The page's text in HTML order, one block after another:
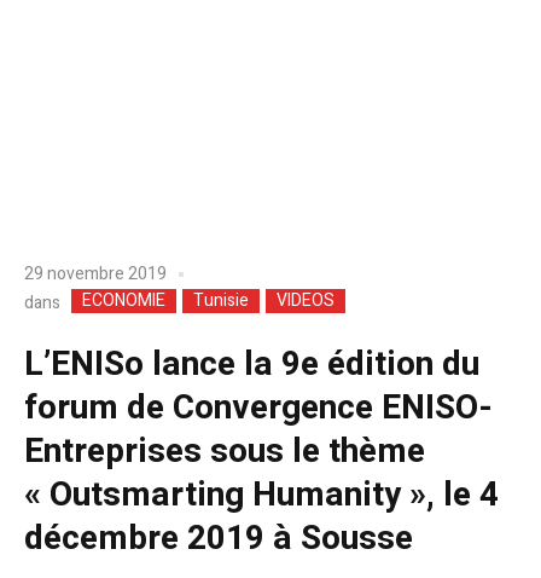
29 novembre 2019
dans
ECONOMIE Tunisie VIDEOS
L’ENISo lance la 9e édition du
forum de Convergence ENISO-
Entreprises sous le thème
« Outsmarting Humanity », le 4
décembre 2019 à Sousse